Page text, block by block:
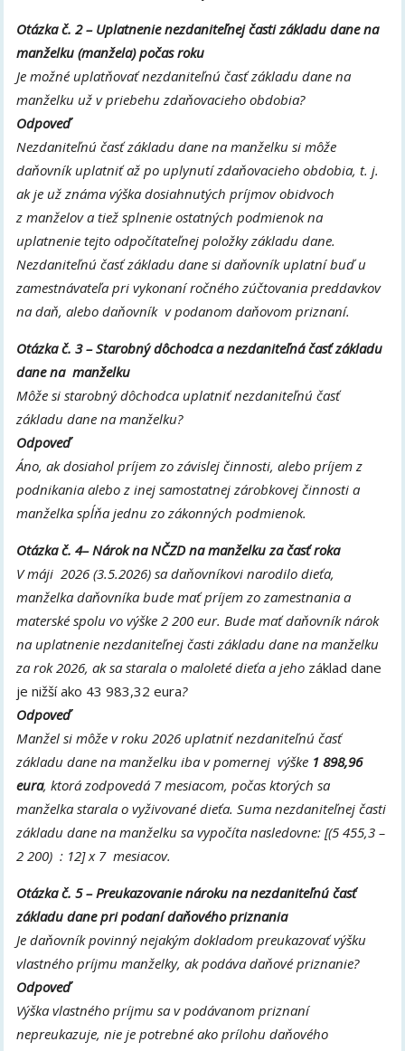
Otázka č. 2 – Uplatnenie nezdaniteľnej časti základu dane na
manželku (manžela) počas roku
Je možné uplatňovať nezdaniteľnú časť základu dane na
manželku už v priebehu zdaňovacieho obdobia?
Odpoveď
Nezdaniteľnú časť základu dane na manželku si môže
daňovník uplatniť až po uplynutí zdaňovacieho obdobia, t. j.
ak je už známa výška dosiahnutých príjmov obidvoch
z manželov a tiež splnenie ostatných podmienok na
uplatnenie tejto odpočítateľnej položky základu dane.
Nezdaniteľnú časť základu dane si daňovník uplatní buď u
zamestnávateľa pri vykonaní ročného zúčtovania preddavkov
na daň, alebo daňovník v podanom daňovom priznaní.
Otázka č. 3 – Starobný dôchodca a nezdaniteľná časť základu
dane na manželku
Môže si starobný dôchodca uplatniť nezdaniteľnú časť
základu dane na manželku?
Odpoveď
Áno, ak dosiahol príjem zo závislej činnosti, alebo príjem z
podnikania alebo z inej samostatnej zárobkovej činnosti a
manželka spĺňa jednu zo zákonných podmienok.
Otázka č. 4– Nárok na NČZD na manželku za časť roka
V máji 2026 (3.5.2026) sa daňovníkovi narodilo dieťa,
manželka daňovníka bude mať príjem zo zamestnania a
materské spolu vo výške 2 200 eur. Bude mať daňovník nárok
na uplatnenie nezdaniteľnej časti základu dane na manželku
za rok 2026, ak sa starala o maloleté dieťa a jeho základ dane
je nižší ako 43 983,32 eura?
Odpoveď
Manžel si môže v roku 2026 uplatniť nezdaniteľnú časť
základu dane na manželku iba v pomernej výške 1 898,96
eura, ktorá zodpovedá 7 mesiacom, počas ktorých sa
manželka starala o vyživované dieťa. Suma nezdaniteľnej časti
základu dane na manželku sa vypočíta nasledovne: [(5 455,3 –
2 200) : 12] x 7 mesiacov.
Otázka č. 5 – Preukazovanie nároku na nezdaniteľnú časť
základu dane pri podaní daňového priznania
Je daňovník povinný nejakým dokladom preukazovať výšku
vlastného príjmu manželky, ak podáva daňové priznanie?
Odpoveď
Výška vlastného príjmu sa v podávanom priznaní
nepreukazuje, nie je potrebné ako prílohu daňového